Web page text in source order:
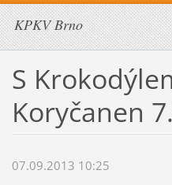
KPKV Brno
S
Koryčanen
07.09.2013 10:25